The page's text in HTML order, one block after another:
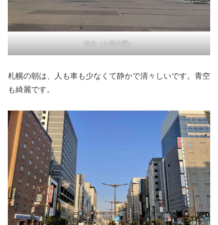
市内（大通公園）
札幌の朝は、人も車も少なくて静かで清々しいです。青空
も綺麗です。